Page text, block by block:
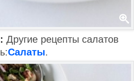
Другие рецепты салатов
Салаты.